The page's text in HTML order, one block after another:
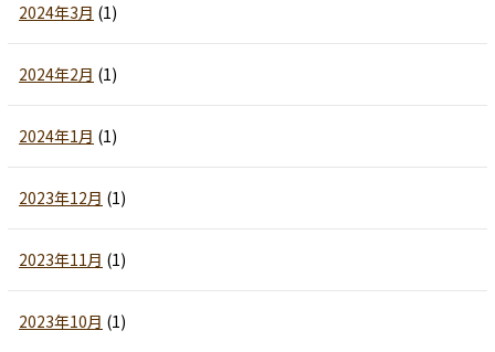
2024年3月 (1)
2024年2月 (1)
2024年1月 (1)
2023年12月 (1)
2023年11月 (1)
2023年10月 (1)